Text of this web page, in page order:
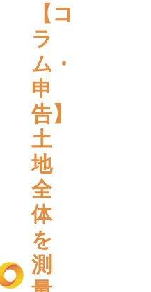
【コ
ラ
ム・
申
告】
土
地
全
体
を
測